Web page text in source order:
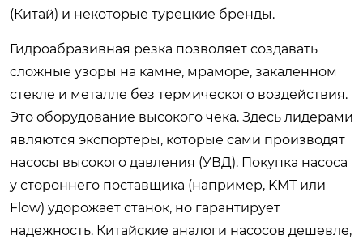
(Китай) и некоторые турецкие бренды.
Гидроабразивная резка позволяет создавать
сложные узоры на камне, мраморе, закаленном
стекле и металле без термического воздействия.
Это оборудование высокого чека. Здесь лидерами
являются экспортеры, которые сами производят
насосы высокого давления (УВД). Покупка насоса
у стороннего поставщика (например, KMT или
Flow) удорожает станок, но гарантирует
надежность. Китайские аналоги насосов дешевле,